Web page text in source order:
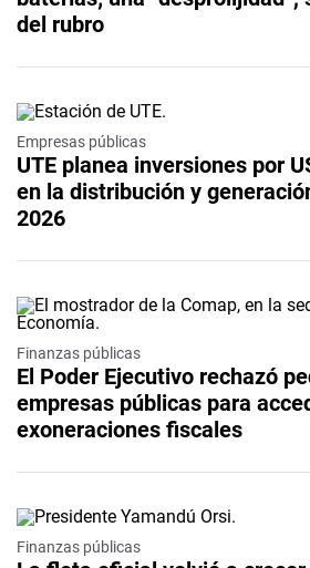
del rubro
Empresas públicas
UTE planea inversiones por
en la distribución y
2026
Finanzas públicas
El Poder Ejecutivo rechazó
empresas públicas para
exoneraciones fiscales
Finanzas públicas